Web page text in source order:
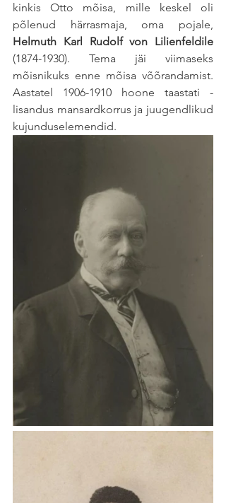
kinkis Otto mõisa, mille keskel oli
Helmuth Karl Rudolf von Lilienfeldile
(1874-1930). Tema jäi viimaseks
mõisnikuks enne mõisa võõrandamist.
Aastatel 1906-1910 hoone taastati -
lisandus mansardkorrus ja juugendlikud
kujunduselemendid.